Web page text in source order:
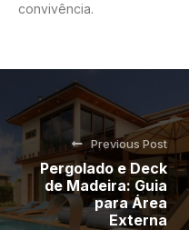
convivência.
Previous Post
Pergolado e Deck
de Madeira: Guia
para Área
Externa